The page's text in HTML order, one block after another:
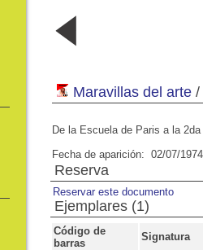
Maravillas del arte /
De la Escuela de Paris a la
Fecha de aparición: 02/07/1974
Reserva
Reservar este documento
Ejemplares (1)
Código de
barras
Signatura